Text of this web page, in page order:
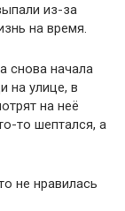
из-за
на время.
снова начала
на улице, в
на неё
то шептался, а
не нравилась